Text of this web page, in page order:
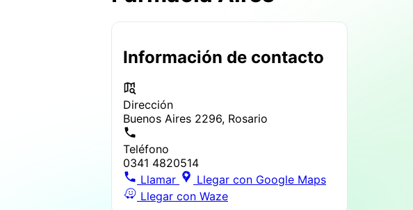
Información de contacto
Dirección
Buenos Aires 2296, Rosario
Teléfono
0341 4820514
Llamar
Llegar con Google Maps
Llegar con Waze